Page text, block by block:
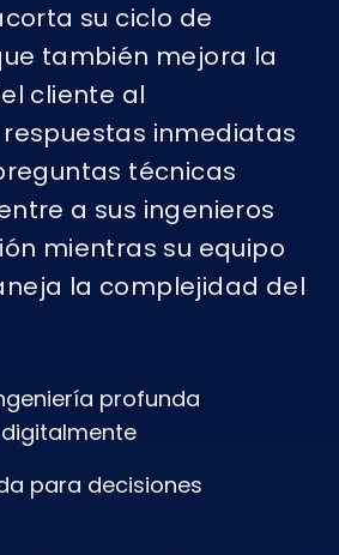
su ciclo de
también mejora la
cliente al
inmediatas
técnicas
a sus ingenieros
mientras su equipo
la complejidad del
profunda
para decisiones